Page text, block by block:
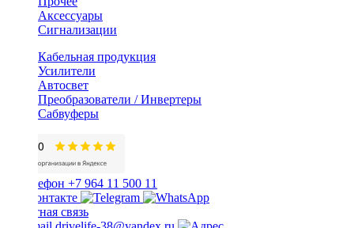
Аксессуары
Сигнализации
Кабельная продукция
Усилители
Автосвет
Преобразователи / Инвертеры
Сабвуферы
+7 964 11 500 11
Обратная связь